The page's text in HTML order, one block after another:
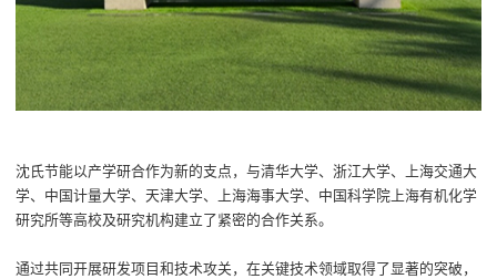
沈氏节能以产学研合作为新的支点，与清华大学、浙江大学、
上海交通大
学、中国计量大学、天津大学、上海海事大学、中国科学院上海有机化学
研究所等高校及研究机构建立了紧密的合作关系。
通过共同开展研发项目和技术攻关，在关键技术领域取得了显著的突破，